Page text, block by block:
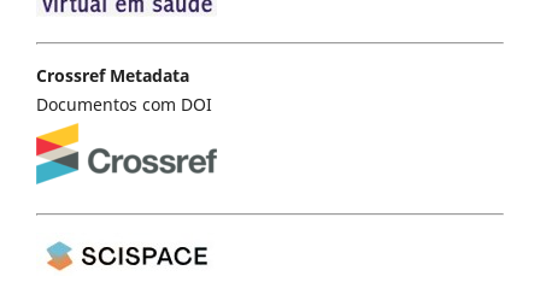
Crossref Metadata
Documentos com DOI